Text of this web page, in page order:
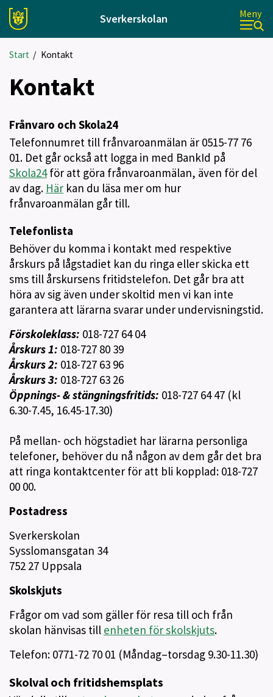
Sverkerskolan Meny
Start / Kontakt
Kontakt
Frånvaro och Skola24
Telefonnumret till frånvaroanmälan är 0515-77 76
01. Det går också att logga in med BankId på
Skola24för att göra frånvaroanmälan, även för del
av dag. Här kan du läsa mer om hur
frånvaroanmälan går till.
Telefonlista
Behöver du komma i kontakt med respektive
årskurs på lågstadiet kan du ringa eller skicka ett
sms till årskursens fritidstelefon. Det går bra att
höra av sig även under skoltid men vi kan inte
garantera att lärarna svarar under undervisningstid.
Förskoleklass: 018-727 64 04
Årskurs 1: 018-727 80 39
Årskurs 2: 018-727 63 96
Årskurs 3: 018-727 63 26
Öppnings- & stängningsfritids: 018-727 64 47 (kl
6.30-7.45, 16.45-17.30)
På mellan- och högstadiet har lärarna personliga
telefoner, behöver du nå någon av dem går det bra
att ringa kontaktcenter för att bli kopplad: 018-727
00 00.
Postadress
Sverkerskolan
Sysslomansgatan 34
752 27 Uppsala
Skolskjuts
Frågor om vad som gäller för resa till och från
skolan hänvisas till enheten för skolskjuts.
Telefon: 0771-72 70 01 (Måndag–torsdag 9.30-11.30)
Skolval och fritidshemsplats